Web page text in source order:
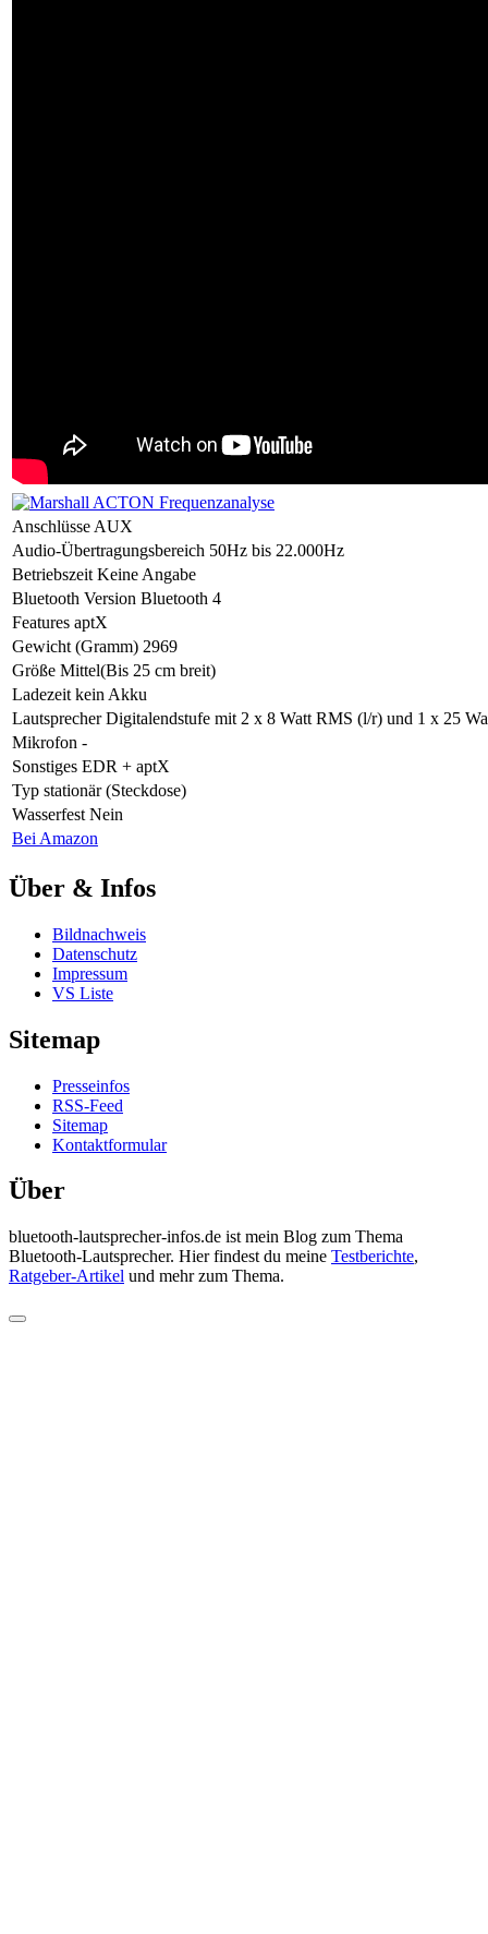
Anschlüsse AUX
Audio-Übertragungsbereich 50Hz bis 22.000Hz
Betriebszeit Keine Angabe
Bluetooth Version Bluetooth 4
Features aptX
Gewicht (Gramm) 2969
Größe Mittel(Bis 25 cm breit)
Ladezeit kein Akku
LautsprecherDigitalendstufe mit 2 x 8 Watt RMS (l/r) und 1 x 25
Mikrofon -
Sonstiges EDR + aptX
Typ stationär (Steckdose)
Wasserfest Nein
Bei Amazon
Über & Infos
Bildnachweis
Datenschutz
Impressum
VS Liste
Sitemap
Presseinfos
RSS-Feed
Sitemap
Kontaktformular
Über
bluetooth-lautsprecher-infos.de ist mein Blog zum Thema
Bluetooth-Lautsprecher. Hier findest du meine Testberichte,
Ratgeber-Artikel und mehr zum Thema.